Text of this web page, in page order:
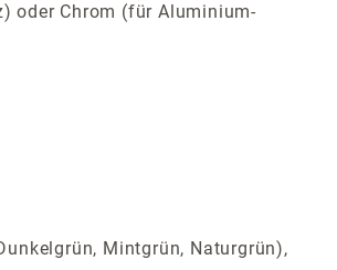
oder Chrom (für Aluminium-
Mintgrün, Naturgrün),